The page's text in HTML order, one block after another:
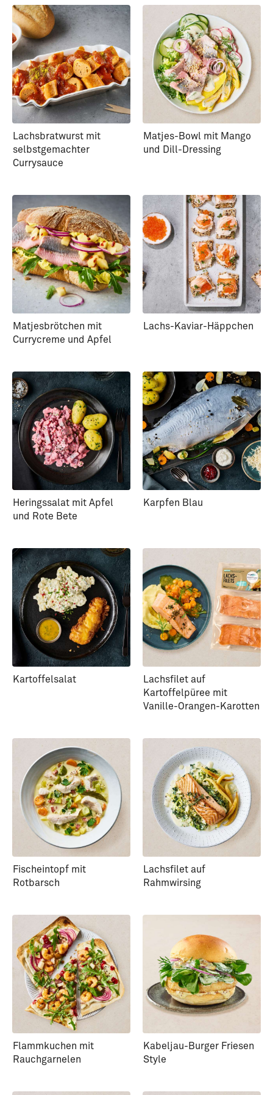
Lachsbratwurst mit
selbstgemachter
Currysauce
Matjes-Bowl mit Mango
und Dill-Dressing
Matjesbrötchen mit
Currycreme und Apfel
Lachs-Kaviar-Häppchen
Heringssalat mit Apfel
und Rote Bete
Karpfen Blau
Kartoffelsalat
Lachsfilet auf
Kartoffelpüree mit
Vanille-Orangen-Karotten
Fischeintopf mit
Rotbarsch
Lachsfilet auf
Rahmwirsing
Flammkuchen mit
Rauchgarnelen
Kabeljau-Burger Friesen
Style